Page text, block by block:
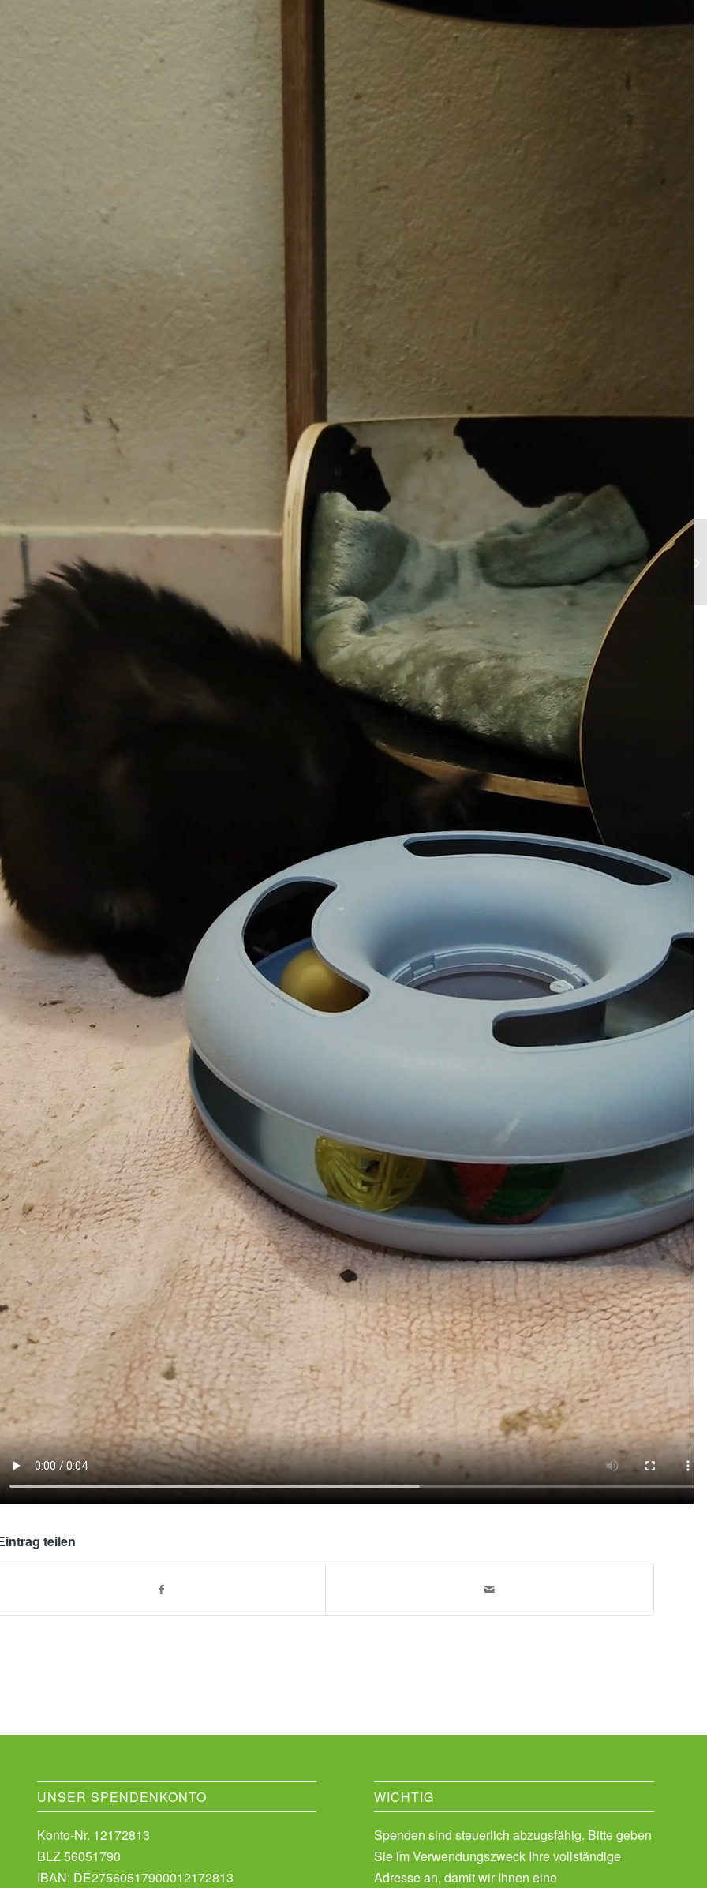
teilen
UNSER SPENDENKONTO
Konto-Nr. 12172813
BLZ 56051790
IBAN: DE27560517900012172813
WICHTIG
Spenden sind steuerlich abzugsfähig. Bitte geben
Sie im Verwendungszweck Ihre vollständige
Adresse an, damit wir Ihnen eine